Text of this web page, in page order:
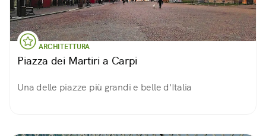
ARCHITETTURA
Piazza dei Martiri a Carpi
Una delle piazze più grandi e belle d'Italia